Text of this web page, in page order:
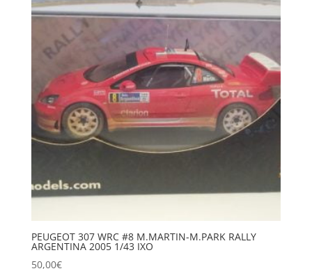
PEUGEOT 307 WRC #8 M.MARTIN-M.PARK RALLY
ARGENTINA 2005 1/43 IXO
50,00€